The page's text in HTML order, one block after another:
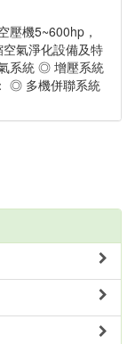
壓機5~600hp，
氣淨化設備及特
系統 ◎ 增壓系統
◎ 多機併聯系統